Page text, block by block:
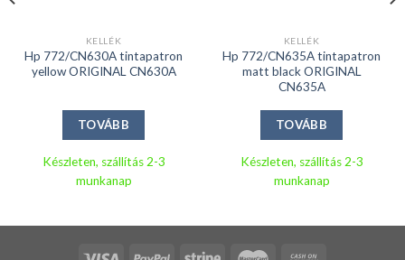
KELLÉK
Hp 772/CN630A tintapatron
yellow ORIGINAL CN630A
TOVÁBB
Készleten, szállítás 2-3
munkanap
KELLÉK
Hp 772/CN635A tintapatron
matt black ORIGINAL
CN635A
TOVÁBB
Készleten, szállítás 2-3
munkanap